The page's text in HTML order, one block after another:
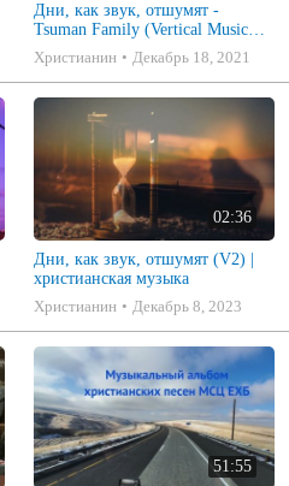
Дни, как звук, отшумят -
Tsuman Family (Vertical Music
Video)
Христианин Декабрь 18, 2021
02:36
Дни, как звук, отшумят (V2) |
христианская музыка
Христианин
Декабрь 8, 2023
51:55